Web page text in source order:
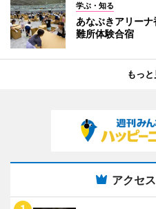
学ぶ・知る
あなぶきアリー
難所体験合宿
もっ
アクセ